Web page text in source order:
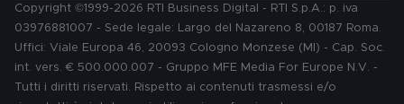
Copyright ©1999-2026 RTI Business Digital - RTI S.p.A.: p. iva
03976881007 - Sede legale: Largo del Nazareno 8, 00187 Roma.
Uffici: Viale Europa 46, 20093 Cologno Monzese (MI) - Cap. Soc.
int. vers. € 500.000.007 - Gruppo MFE Media For Europe N.V. -
Tutti i diritti riservati. Rispetto ai contenuti trasmessi e/o